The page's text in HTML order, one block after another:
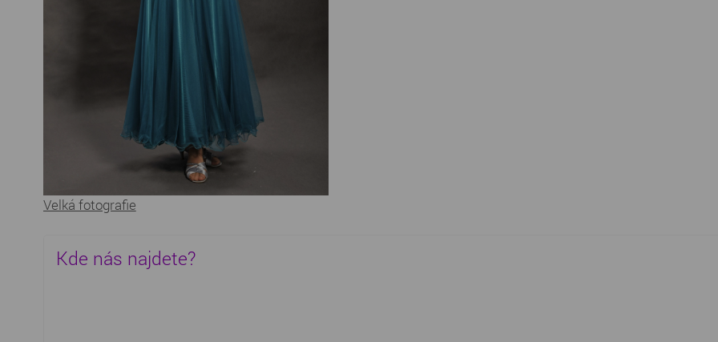
Velká fotografie
Kde nás najdete?